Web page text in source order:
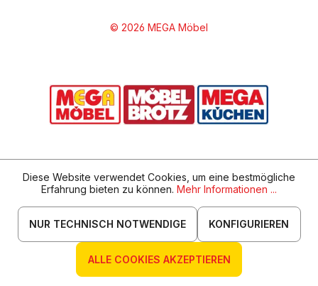
© 2026 MEGA Möbel
Diese Website verwendet Cookies, um eine bestmögliche
Erfahrung bieten zu können. Mehr Informationen ...
NUR TECHNISCH NOTWENDIGE KONFIGURIEREN
ALLE COOKIES AKZEPTIEREN